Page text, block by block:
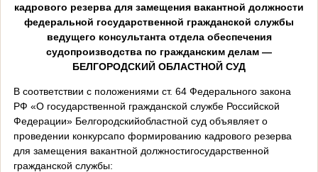
кадрового резерва для замещения вакантной должности
федеральной государственной гражданской службы
ведущего консультанта отдела обеспечения
судопроизводства по гражданским делам —
БЕЛГОРОДСКИЙ ОБЛАСТНОЙ СУД
В соответствии с положениями ст. 64 Федерального закона
РФ «О государственной гражданской службе Российской
Федерации» Белгородскийобластной суд объявляет о
проведении конкурсапо формированию кадрового резерва
для замещения вакантной должностигосударственной
гражданской службы: